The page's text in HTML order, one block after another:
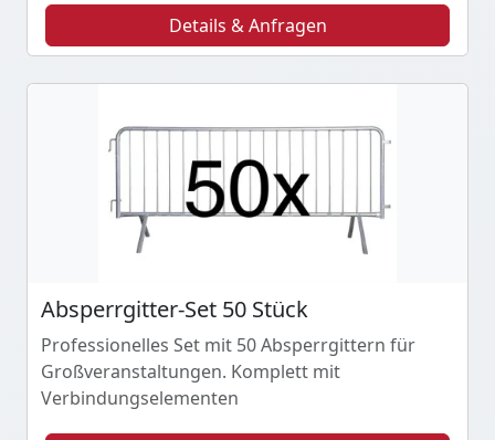
Details & Anfragen
Absperrgitter-Set 50 Stück
Professionelles Set mit 50 Absperrgittern für
Großveranstaltungen. Komplett mit
Verbindungselementen